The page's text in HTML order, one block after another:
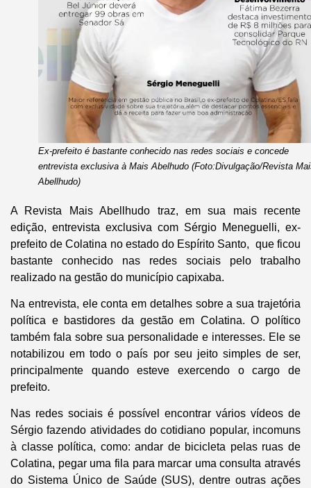
Ex-prefeito é bastante conhecido nas redes sociais e concede
entrevista exclusiva à Mais Abelhudo (Foto:Divulgação/Revista
Abellhudo)
A Revista Mais Abellhudo traz, em sua mais recente
edição, entrevista exclusiva com Sérgio Meneguelli, ex-
prefeito de Colatina no estado do Espírito Santo, que ficou
bastante conhecido nas redes sociais pelo trabalho
realizado na gestão do município capixaba.
Na entrevista, ele conta em detalhes sobre a sua trajetória
política e bastidores da gestão em Colatina. O político
também fala sobre sua personalidade e interesses. Ele se
notabilizou em todo o país por seu jeito simples de ser,
principalmente quando esteve exercendo o cargo de
prefeito.
Nas redes sociais é possível encontrar vários vídeos de
Sérgio fazendo atividades do cotidiano popular, incomuns
à classe política, como: andar de bicicleta pelas ruas de
Colatina, pegar uma fila para marcar uma consulta através
do Sistema Único de Saúde (SUS), dentre outras ações